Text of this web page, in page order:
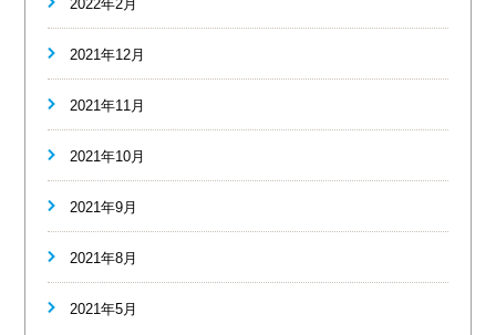
2022年2月
2021年12月
2021年11月
2021年10月
2021年9月
2021年8月
2021年5月